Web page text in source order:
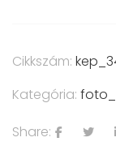
Cikkszám:
Kategória:
Share: